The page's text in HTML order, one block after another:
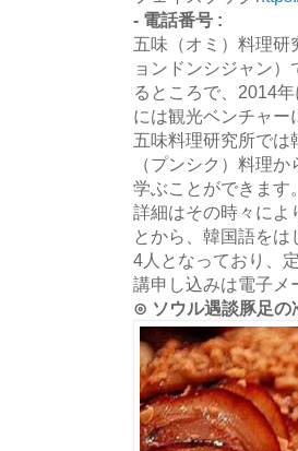
- 電話番号 :
五味（オミ）料理研
ョンドンシジャン
るところで、2014
には観光ベンチャー
五味料理研究所では
（プンシク）料理
学ぶことができます
詳細はその時々によ
とから、韓国語を
4人となっており、
講申し込みは電子メ
⊙ ソウル遇談豚足の